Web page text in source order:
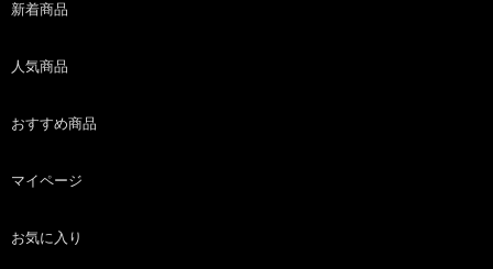
新着商品
人気商品
おすすめ商品
マイページ
お気に入り